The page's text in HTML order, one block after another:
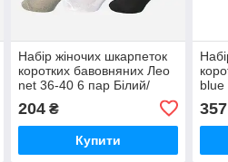
Набір жіночих шкарпеток
коротких бавовняних Лео
net 36-40 6 пар Білий/
204₴
Купити
blue
357